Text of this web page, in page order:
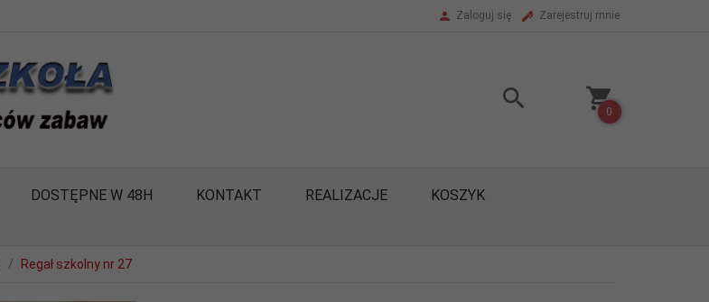
Zaloguj się Zarejestruj mnie
0
DOSTĘPNE W 48H KONTAKT REALIZACJE KOSZYK
Regał szkolny nr 27